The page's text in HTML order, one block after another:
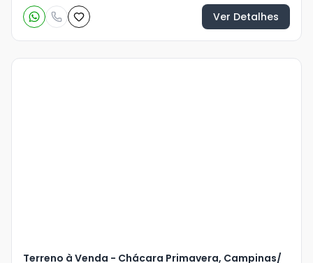
Ver Detalhes
Terreno à Venda - Chácara Primavera, Campinas/